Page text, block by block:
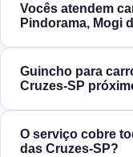
Vocês atendem
Pindorama, Mogi
Guincho para
Cruzes‑SP
O serviço cobre
das Cruzes‑SP?